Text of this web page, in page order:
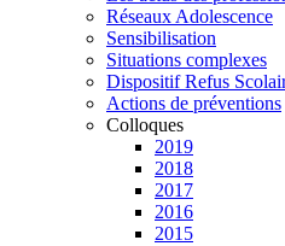
Réseaux Adolescence
Sensibilisation
Situations complexes
Dispositif Refus
Actions de préventions
Colloques
2019
2018
2017
2016
2015